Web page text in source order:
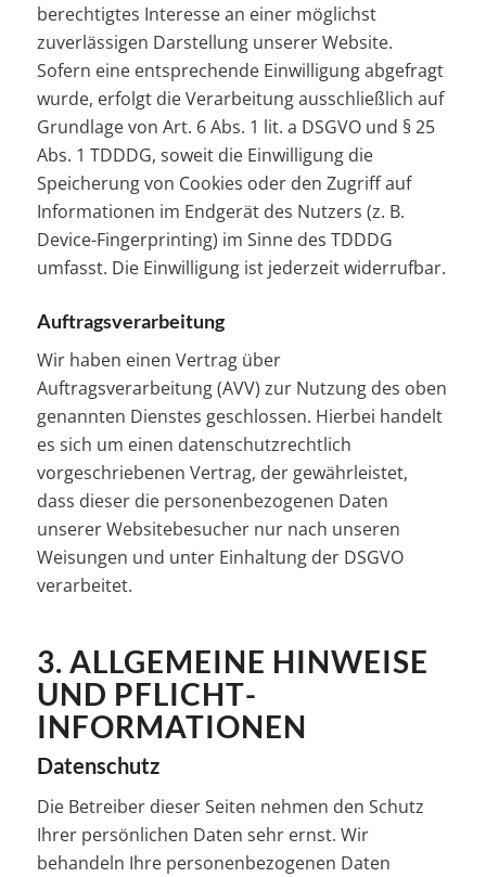
berechtigtes Interesse an einer möglichst
zuverlässigen Darstellung unserer Website.
Sofern eine entsprechende Einwilligung abgefragt
wurde, erfolgt die Verarbeitung ausschließlich auf
Grundlage von Art. 6 Abs. 1 lit. a DSGVO und § 25
Abs. 1 TDDDG, soweit die Einwilligung die
Speicherung von Cookies oder den Zugriff auf
Informationen im Endgerät des Nutzers (z. B.
Device-Fingerprinting) im Sinne des TDDDG
umfasst. Die Einwilligung ist jederzeit widerrufbar.
Auftragsverarbeitung
Wir haben einen Vertrag über
Auftragsverarbeitung (AVV) zur Nutzung des oben
genannten Dienstes geschlossen. Hierbei handelt
es sich um einen datenschutzrechtlich
vorgeschriebenen Vertrag, der gewährleistet,
dass dieser die personenbezogenen Daten
unserer Websitebesucher nur nach unseren
Weisungen und unter Einhaltung der DSGVO
verarbeitet.
3. ALLGEMEINE HINWEISE
UND PFLICHT­
INFORMATIONEN
Datenschutz
Die Betreiber dieser Seiten nehmen den Schutz
Ihrer persönlichen Daten sehr ernst. Wir
behandeln Ihre personenbezogenen Daten